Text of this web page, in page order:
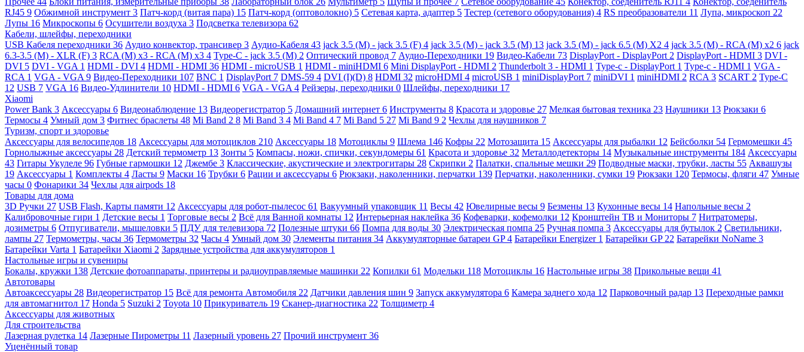
RJ45 9 Обжимной инструмент 3 Патч-корд (витая пара) 15 Патч-корд (оптоволокно) 5 Сетевая карта, адаптер 5 Тестер (сетевого оборудования) 4 RS преобразователи 11 Лупа, микроскоп 22
Лупы 16 Микроскопы 6 Осушители воздуха 3 Подсветка телевизора 62
Кабели, шлейфы, переходники
USB Кабеля переходники 36 Аудио конвектор, трансивер 3 Аудио-Кабеля 43 jack 3.5 (M) - jack 3.5 (F) 4 jack 3.5 (M) - jack 3.5 (M) 13 jack 3.5 (M) - jack 6.5 (M) X2 4 jack 3.5 (M) - RCA (M) x2 6 jack
6.3-3.5 (M) - XLR (F) 3 RCA (M) x3 - RCA (M) x3 4 Type-C - jack 3.5 (M) 2 Оптический провод 7 Аудио-Переходники 19 Видео-Кабели 73 DisplayPort - DisplayPort 2 DisplayPort - HDMI 3 DVI -
DVI 5 DVI - VGA 1 HDMI - DVI 4 HDMI - HDMI 36 HDMI - microUSB 1 HDMI - miniHDMI 6 Mini DisplayPort - HDMI 2 Thunderbolt 3 - HDMI 1 Type-c - DisplayPort 1 Type-c - HDMI 1 VGA -
RCA 1 VGA - VGA 9 Видео-Переходники 107 BNC 1 DisplayPort 7 DMS-59 4 DVI (I)(D) 8 HDMI 32 microHDMI 4 microUSB 1 miniDisplayPort 7 miniDVI 1 miniHDMI 2 RCA 3 SCART 2 Type-C
12 USB 7 VGA 16 Видео-Удлинители 10 HDMI - HDMI 6 VGA - VGA 4 Рейзеры, переходники 0 Шлейфы, переходники 17
Xiaomi
Power Bank 3 Аксессуары 6 Видеонаблюдение 13 Видеорегистратор 5 Домашний интернет 6 Инструменты 8 Красота и здоровье 27 Мелкая бытовая техника 23 Наушники 13 Рюкзаки 6
Термосы 4 Умный дом 3 Фитнес браслеты 48 Mi Band 2 8 Mi Band 3 4 Mi Band 4 7 Mi Band 5 27 Mi Band 9 2 Чехлы для наушников 7
Туризм, спорт и здоровье
Аксессуары для велосипедов 18 Аксессуары для мотоциклов 210 Аксессуары 18 Мотоциклы 9 Шлема 146 Кофры 22 Мотозащита 15 Аксессуары для рыбалки 12 Бейсболки 54 Гермомешки 45
Горнолыжные аксессуары 28 Детский термометр 13 Зонты 5 Компасы, ножи, спички, секундомеры 61 Красота и здоровье 32 Металлодетекторы 14 Музыкальные инструменты 184 Аксессуары
43 Гитары Укулеле 96 Губные гармошки 12 Джембе 3 Классические, акустические и электрогитары 28 Скрипки 2 Палатки, спальные мешки 29 Подводные маски, трубки, ласты 55 Аквашузы
19 Аксессуары 1 Комплекты 4 Ласты 9 Маски 16 Трубки 6 Рации и аксессуары 6 Рюкзаки, наколенники, перчатки 139 Перчатки, наколенники, сумки 19 Рюкзаки 120 Термосы, фляги 47 Умные
часы 0 Фонарики 34 Чехлы для airpods 18
Товары для дома
3D Ручки 27 USB Flash, Карты памяти 12 Аксессуары для робот-пылесос 61 Вакуумный упаковщик 11 Весы 42 Ювелирные весы 9 Безмены 13 Кухонные весы 14 Напольные весы 2
Калибровочные гири 1 Детские весы 1 Торговые весы 2 Всё для Ванной комнаты 12 Интерьерная наклейка 36 Кофеварки, кофемолки 12 Кронштейн ТВ и Мониторы 7 Нитратомеры,
дозиметры 6 Отпугиватели, мышеловки 5 ПДУ для телевизора 72 Полезные штуки 66 Помпа для воды 30 Электрическая помпа 25 Ручная помпа 3 Аксессуары для бутылок 2 Светильники,
лампы 27 Термометры, часы 36 Термометры 32 Часы 4 Умный дом 30 Элементы питания 34 Аккумуляторные батареи GP4 Батарейки Energizer 1 Батарейки GP 22 Батарейки NoName 3
Батарейки Varta 1 Батарейки Xiaomi 2 Зарядные устройства для аккумуляторов 1
Настольные игры и сувениры
Бокалы, кружки 138 Детские фотоаппараты, принтеры и радиоуправляемые машинки 22 Копилки 61 Модельки 118 Мотоциклы 16 Настольные игры 38 Прикольные вещи 41
Автотовары
Автоаксессуары 28 Видеорегистратор 15 Всё для ремонта Автомобиля 22 Датчики давления шин 9 Запуск аккумулятора 6 Камера заднего хода 12 Парковочный радар 13 Переходные рамки
для автомагнитол 17 Honda 5 Suzuki 2 Toyota 10 Прикуриватель 19 Сканер-диагностика 22 Толщиметр 4
Аксессуары для животных
Для строительства
Лазерная рулетка 14 Лазерные Пирометры 11 Лазерный уровень 27 Прочий инструмент 36
Уценённый товар